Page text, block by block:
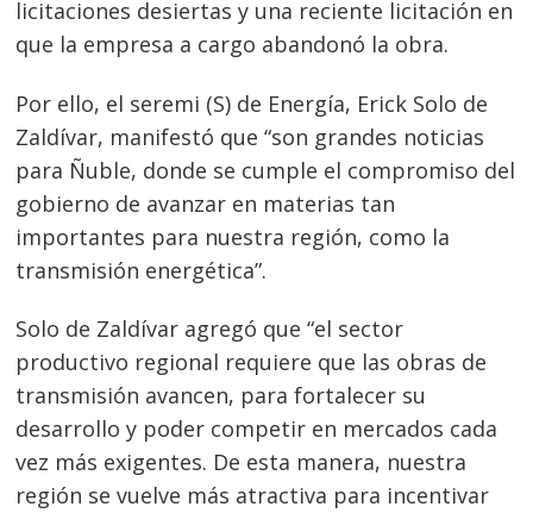
licitaciones desiertas y una reciente licitación en
que la empresa a cargo abandonó la obra.
Por ello, el seremi (S) de Energía, Erick Solo de
Zaldívar, manifestó que “son grandes noticias
para Ñuble, donde se cumple el compromiso del
gobierno de avanzar en materias tan
importantes para nuestra región, como la
transmisión energética”.
Solo de Zaldívar agregó que “el sector
productivo regional requiere que las obras de
transmisión avancen, para fortalecer su
desarrollo y poder competir en mercados cada
vez más exigentes. De esta manera, nuestra
región se vuelve más atractiva para incentivar
Navegación
de
entradas